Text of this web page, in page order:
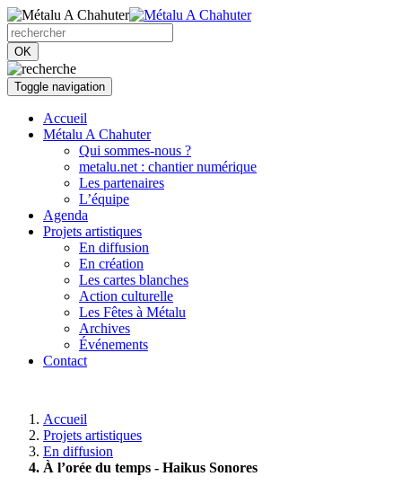
OK
Toggle navigation
Accueil
Métalu A Chahuter
Qui sommes-nous ?
metalu.net : chantier numérique
Les partenaires
L’équipe
Agenda
Projets artistiques
En diffusion
En création
Les cartes blanches
Action culturelle
Les Fêtes à Métalu
Archives
Événements
Contact
Accueil
Projets artistiques
En diffusion
À l’orée du temps - Haikus Sonores